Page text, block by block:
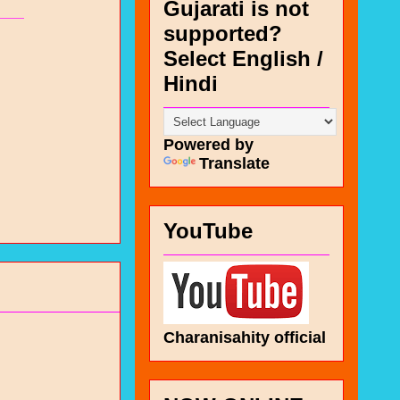
Gujarati is not
supported?
Select English /
Hindi
Powered by
Translate
YouTube
Charanisahity official